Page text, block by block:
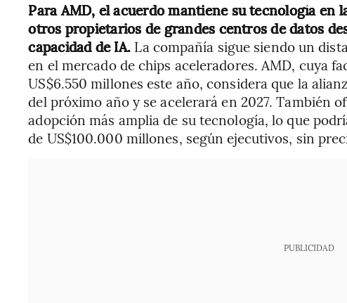
Para AMD, el acuerdo mantiene su tecnología en
otros propietarios de grandes centros de datos
capacidad de IA. La compañía sigue siendo un
en el mercado de chips aceleradores. AMD, cuya
US$6.550 millones este año, considera que la
del próximo año y se acelerará en 2027. También
adopción más amplia de su tecnología, lo que
de US$100.000 millones, según ejecutivos, sin
PUBLICIDAD